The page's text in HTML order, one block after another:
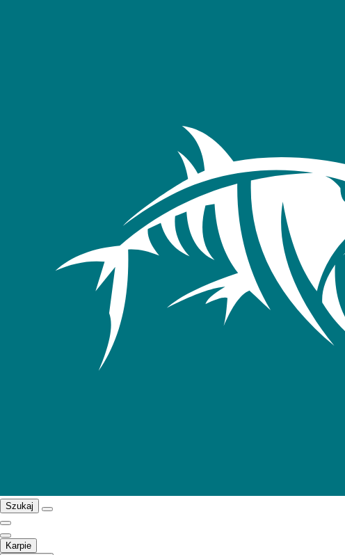
Szukaj
Karpie